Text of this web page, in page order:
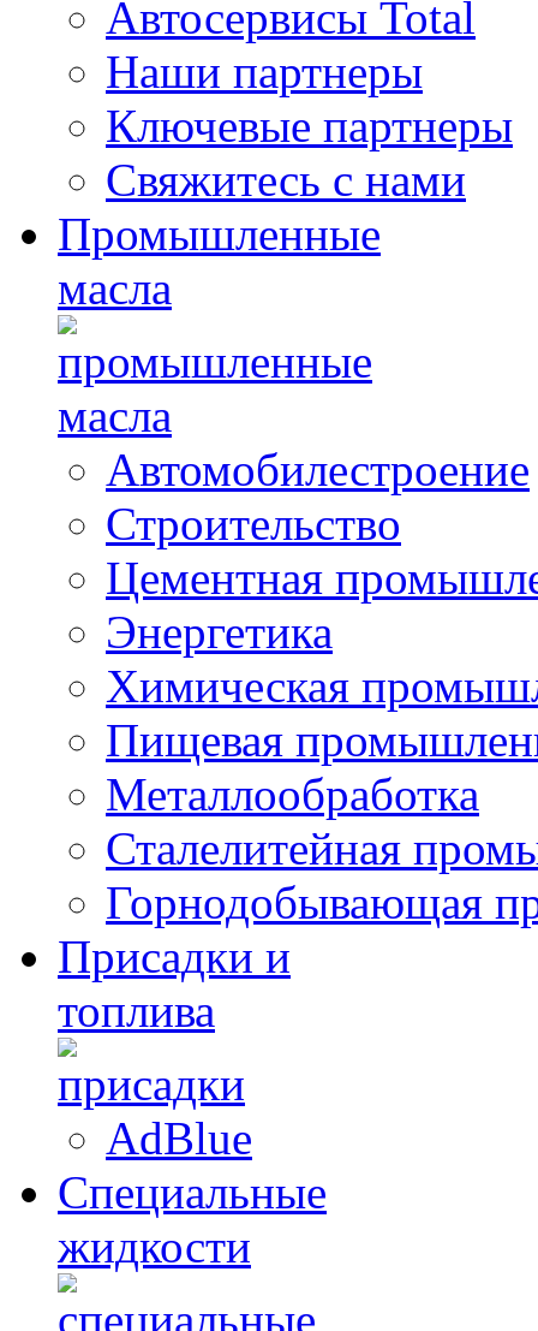
Автосервисы Total
Наши партнеры
Ключевые партнеры
Свяжитесь с нами
Промышленные
масла
Автомобилестроение
Строительство
Цементная
Энергетика
Химическая
Пищевая
Металлообработка
Сталелитейная
Горнодобывающая
Присадки и
топлива
AdBlue
Специальные
жидкости